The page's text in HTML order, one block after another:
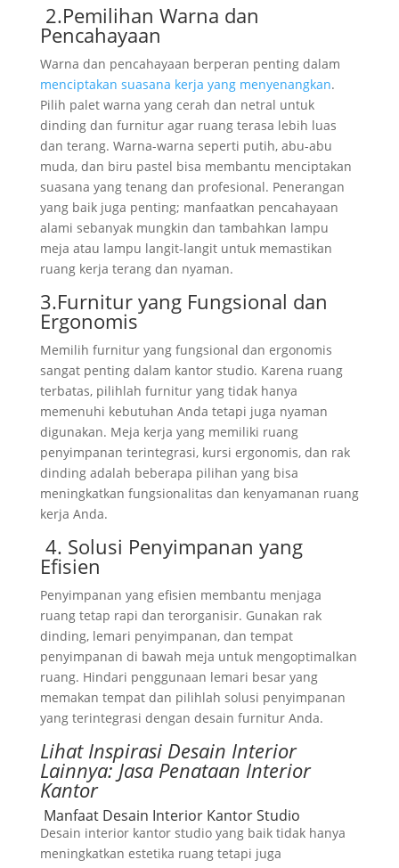
2.Pemilihan Warna dan
Pencahayaan
Warna dan pencahayaan berperan penting dalam
menciptakan suasana kerja yang menyenangkan.
Pilih palet warna yang cerah dan netral untuk
dinding dan furnitur agar ruang terasa lebih luas
dan terang. Warna-warna seperti putih, abu-abu
muda, dan biru pastel bisa membantu menciptakan
suasana yang tenang dan profesional. Penerangan
yang baik juga penting; manfaatkan pencahayaan
alami sebanyak mungkin dan tambahkan lampu
meja atau lampu langit-langit untuk memastikan
ruang kerja terang dan nyaman.
3.Furnitur yang Fungsional dan
Ergonomis
Memilih furnitur yang fungsional dan ergonomis
sangat penting dalam kantor studio. Karena ruang
terbatas, pilihlah furnitur yang tidak hanya
memenuhi kebutuhan Anda tetapi juga nyaman
digunakan. Meja kerja yang memiliki ruang
penyimpanan terintegrasi, kursi ergonomis, dan rak
dinding adalah beberapa pilihan yang bisa
meningkatkan fungsionalitas dan kenyamanan ruang
kerja Anda.
4. Solusi Penyimpanan yang
Efisien
Penyimpanan yang efisien membantu menjaga
ruang tetap rapi dan terorganisir. Gunakan rak
dinding, lemari penyimpanan, dan tempat
penyimpanan di bawah meja untuk mengoptimalkan
ruang. Hindari penggunaan lemari besar yang
memakan tempat dan pilihlah solusi penyimpanan
yang terintegrasi dengan desain furnitur Anda.
Lihat Inspirasi Desain Interior
Lainnya:Jasa Penataan Interior
Kantor
Manfaat Desain Interior Kantor Studio
Desain interior kantor studio yang baik tidak hanya
meningkatkan estetika ruang tetapi juga